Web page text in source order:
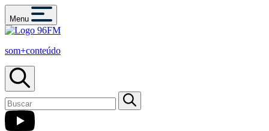
Menu
som+conteúdo